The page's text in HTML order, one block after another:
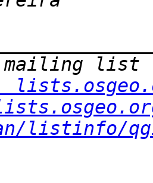
listinfo/